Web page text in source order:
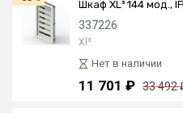
Шкаф XL³ 144 мод.,
337226
Xl³
Нет в наличии
11 701 ₽ 33 492